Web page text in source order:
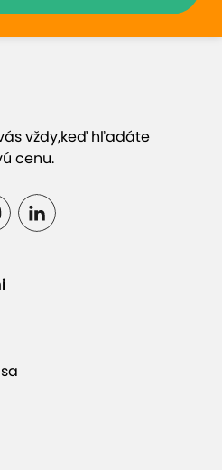
vždy,keď hľadáte
cenu.